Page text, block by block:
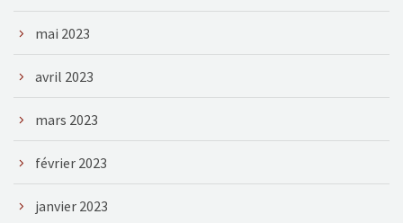
mai 2023
avril 2023
mars 2023
février 2023
janvier 2023